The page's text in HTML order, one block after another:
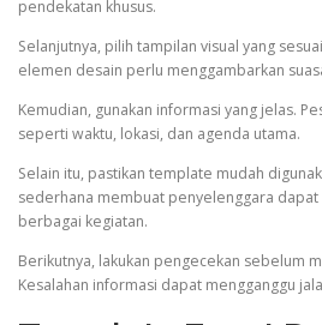
pendekatan khusus.
Selanjutnya, pilih tampilan visual yang
elemen desain perlu menggambarkan
Kemudian, gunakan informasi yang jelas.
seperti waktu, lokasi, dan agenda utama.
Selain itu, pastikan template mudah
sederhana membuat penyelenggara
berbagai kegiatan.
Berikutnya, lakukan pengecekan sebelum
Kesalahan informasi dapat mengganggu